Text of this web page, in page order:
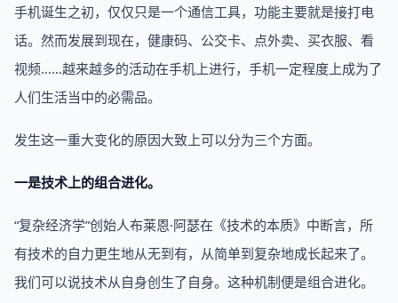
手机诞生之初，仅仅只是一个通信工具，功能主要就是接打电
话。然而发展到现在，健康码、公交卡、点外卖、买衣服、看
视频……越来越多的活动在手机上进行，手机一定程度上成为了
人们生活当中的必需品。
发生这一重大变化的原因大致上可以分为三个方面。
一是技术上的组合进化。
“复杂经济学”创始人布莱恩·阿瑟在《技术的本质》中断言，所
有技术的自力更生地从无到有，从简单到复杂地成长起来了。
我们可以说技术从自身创生了自身。这种机制便是组合进化。